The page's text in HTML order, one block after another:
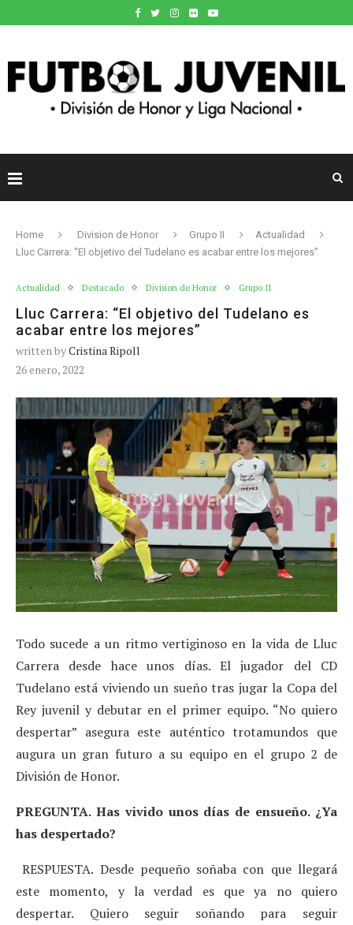
Home Division de Honor Grupo II
Actualidad
Lluc Carrera: “El objetivo del Tudelano es acabar entre los mejores”
Actualidad Destacado Division de Honor Grupo II
Lluc Carrera: “El objetivo del Tudelano es
acabar entre los mejores”
written byCristina Ripoll
26 enero, 2022
Todo sucede a un ritmo vertiginoso en la vida de Lluc
Carrera desde hace unos días. El jugador del CD
Tudelano está viviendo un sueño tras jugar la Copa del
Rey juvenil y debutar en el primer equipo. “No quiero
despertar” asegura este auténtico trotamundos que
augura un gran futuro a su equipo en el grupo 2 de
División de Honor.
PREGUNTA. Has vivido unos días de ensueño. ¿Ya
has despertado?
RESPUESTA. Desde pequeño soñaba con que llegará
este momento, y la verdad es que ya no quiero
despertar. Quiero seguir soñando para seguir